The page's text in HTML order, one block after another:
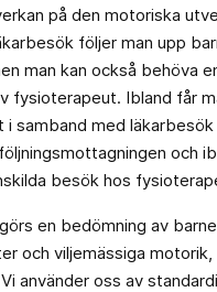
på den motoriska
följer man upp
man kan också behöva
fysioterapeut. Ibland får
samband med
och
besök hos
en bedömning av
och viljemässiga
använder oss av